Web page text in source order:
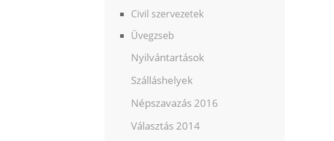
Civil szervezetek
Üvegzseb
Nyilvántartások
Szálláshelyek
Népszavazás 2016
Választás 2014